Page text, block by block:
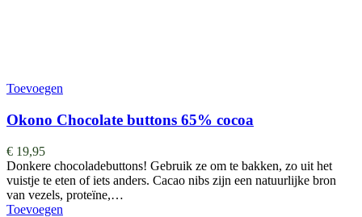
Toevoegen
Okono Chocolate buttons 65% cocoa
€ 19,95
Donkere chocoladebuttons! Gebruik ze om te bakken, zo uit het
vuistje te eten of iets anders. Cacao nibs zijn een natuurlijke bron
van vezels, proteïne,…
Toevoegen